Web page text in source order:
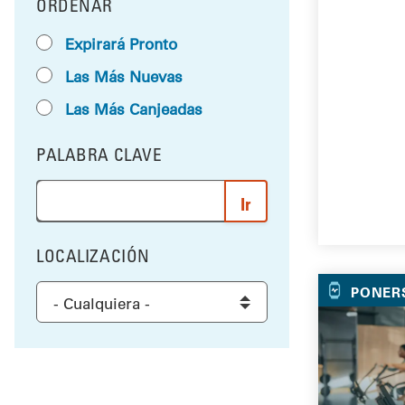
ORDENAR
RESULTS BY
Expirará Pronto
Las Más Nuevas
Las Más Canjeadas
FILTRAR POR
PALABRA CLAVE
Ingrese una palabra o frase para buscar los
FILTRAR POR
LOCALIZACIÓN
Select a location to filter the results